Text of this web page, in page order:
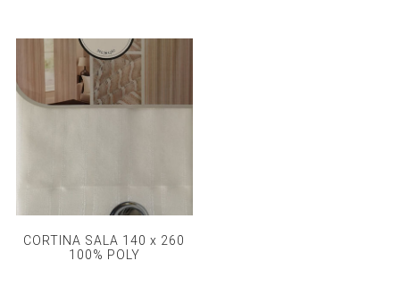
CORTINA SALA 140 x 260
100% POLY